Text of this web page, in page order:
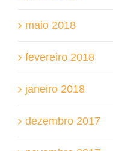
maio 2018
fevereiro 2018
janeiro 2018
dezembro 2017